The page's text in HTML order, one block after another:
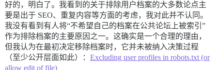
好的，明白了。我看到的关于排除用户档案的大多数论点主
要是出于 SEO、重复内容等方面的考虑，我对此并不认同。
我没有看到有人将“不希望自己的档案在公共论坛上被索引”
作为排除档案的主要原因之一。这确实是一个合理的理由，
但我认为在最初决定移除档案时，它并未被纳入决策过程
（至少公开层面如此）： Excluding user profiles in robots.txt (or
allow edit of file)